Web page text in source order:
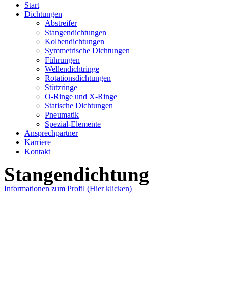
Start
Dichtungen
Abstreifer
Stangendichtungen
Kolbendichtungen
Symmetrische Dichtungen
Führungen
Wellendichtringe
Rotationsdichtungen
Stützringe
O-Ringe und X-Ringe
Statische Dichtungen
Pneumatik
Spezial-Elemente
Ansprechpartner
Karriere
Kontakt
Stangendichtung
Informationen zum Profil (Hier klicken)